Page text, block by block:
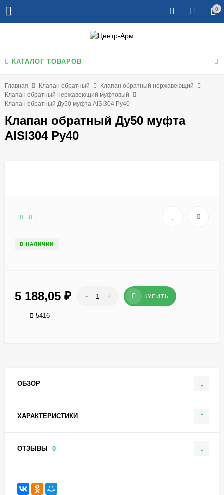
0
КАТАЛОГ ТОВАРОВ
Главная Клапан обратный
Клапан обратный нержавеющий
Клапан обратный нержавеющий муфтовый
Клапан обратный Ду50 муфта AISI304 Ру40
Клапан обратный Ду50 муфта
AISI304 Ру40
В НАЛИЧИИ
5 188,05 ₽ - + КУПИТЬ
5416
ОБЗОР
ХАРАКТЕРИСТИКИ
ОТЗЫВЫ 0